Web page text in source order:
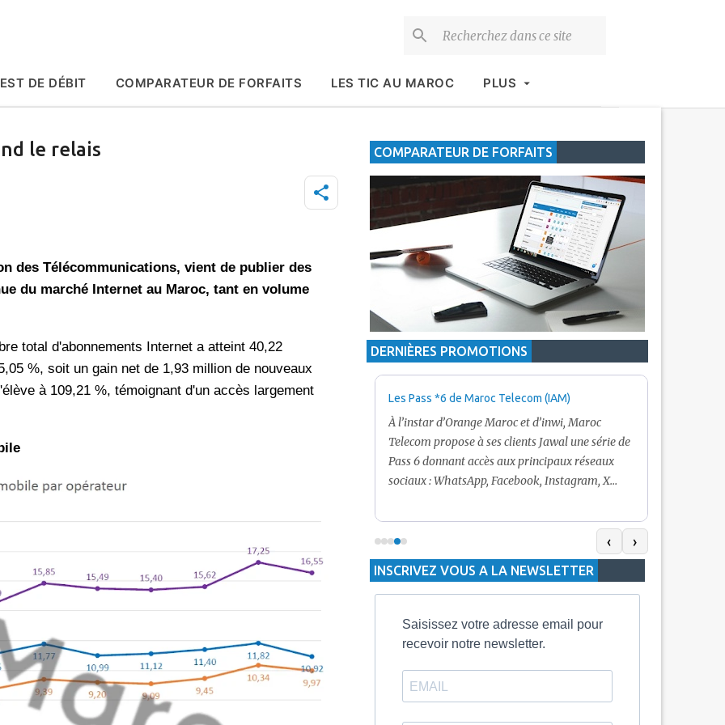
DE DÉBIT COMPARATEUR DE FORFAITS LES TIC AU MAROC PLUS
le relais
des Télécommunications, vient de publier des
du marché Internet au Maroc, tant en volume
total d'abonnements Internet a atteint 40,22
%, soit un gain net de 1,93 million de nouveaux
à 109,21 %, témoignant d'un accès largement
COMPARATEUR DE FORFAITS
DERNIÈRES PROMOTIONS
réseaux sociaux
inwi fait
Snapchat voire
23 mars 2026,
Promotion Orange Maroc: Recharge x25 +
un volume d'internet variant selon le montant de
d'internet est de 7 jours alors que celle du solde
offert en Dh est de 3 mois. Recharge Solde
Les Pass *6 de Maroc Telecom (IAM)
À l’instar d’Orange Maroc et d’inwi, Maroc
Telecom propose à ses clients Jawal une série de
Pass 6 donnant accès aux principaux réseaux
sociaux : WhatsApp, Facebook, Instagram, X
5 Dh inclut 100 Mo, le Pass 10 Dh offre 400 Mo,
tandis que les formules à 20 Dh et 30 Dh
proposent respectivement 1 Go et 2 Go. Les
durées de validité sont de 3 jours pour
‹ ›
INSCRIVEZ VOUS A LA NEWSLETTER
Saisissez votre adresse email pour
recevoir notre newsletter.